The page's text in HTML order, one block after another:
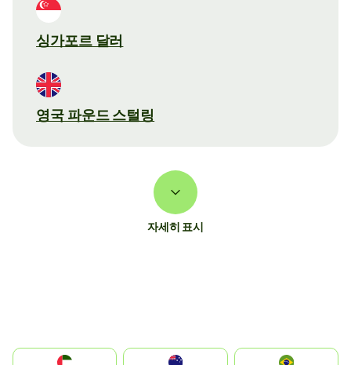
싱가포르 달러
영국 파운드 스털링
자세히 표시